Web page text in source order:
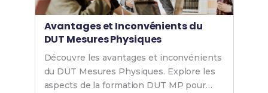
Avantages et Inconvénients du
DUT Mesures Physiques
Découvre les avantages et inconvénients
du DUT Mesures Physiques. Explore les
aspects de la formation DUT MP pour